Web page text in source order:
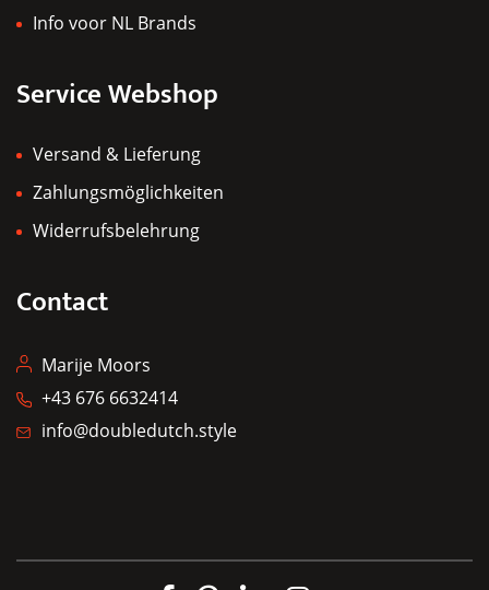
Info voor NL Brands
Service Webshop
Versand & Lieferung
Zahlungsmöglichkeiten
Widerrufsbelehrung
Contact
Marije Moors
+43 676 6632414
info@doubledutch.style